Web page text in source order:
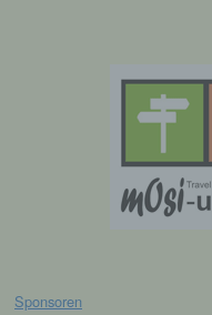
Sponsoren
bestimmten
dem
jedoch nicht